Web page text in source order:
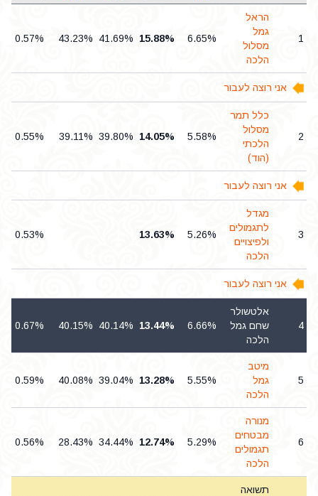
1
הראל
גמל
מסלול
הלכה
6.65%
15.88%
41.69%
43.23%
0.57%
אני רוצה לעבור
2
כלל תמר
מסלול
הלכתי
(הוד)
5.58%
14.05%
39.80%
39.11%
0.55%
אני רוצה לעבור
3
מגדל
לתגמולים
ולפיצויים
הלכה
5.26%
13.63%
0.53%
אני רוצה לעבור
4
אלטשולר
שחם גמל
הלכה
6.66%
13.44%
40.14%
40.15%
0.67%
5
מיטב
גמל
הלכה
5.55%
13.28%
39.04%
40.08%
0.59%
6
מנורה
מבטחים
תגמולים
הלכה
5.29%
12.74%
34.44%
28.43%
0.56%
תשואה